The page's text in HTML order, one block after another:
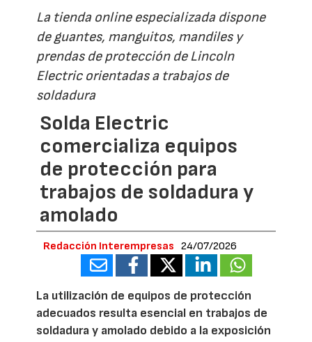
La tienda online especializada dispone
de guantes, manguitos, mandiles y
prendas de protección de Lincoln
Electric orientadas a trabajos de
soldadura
Solda Electric
comercializa equipos
de protección para
trabajos de soldadura y
amolado
Redacción Interempresas 24/07/2026
La utilización de equipos de protección
adecuados resulta esencial en trabajos de
soldadura y amolado debido a la exposición